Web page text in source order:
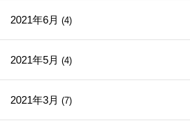
2021年6月 (4)
2021年5月 (4)
2021年3月 (7)